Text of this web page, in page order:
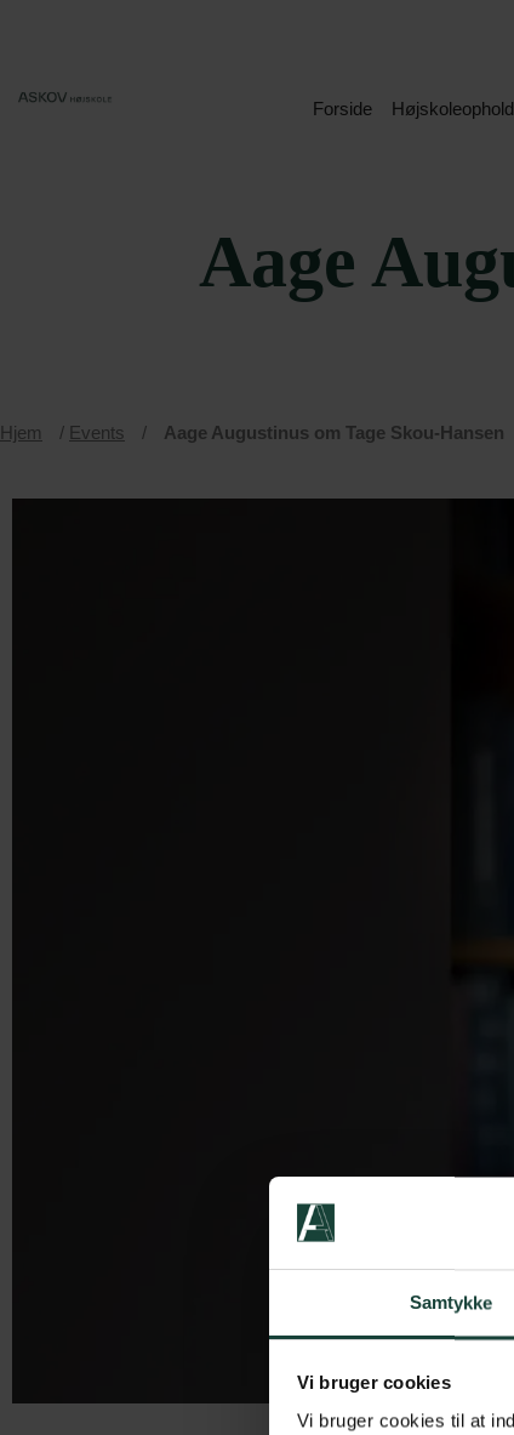
Samtykke
Vi bruger cookies
Vi bruger cookies til at
Forside
Højskoleophold
Aage
Hjem / Events / Aage Augustinus om Tage Skou-Hansen